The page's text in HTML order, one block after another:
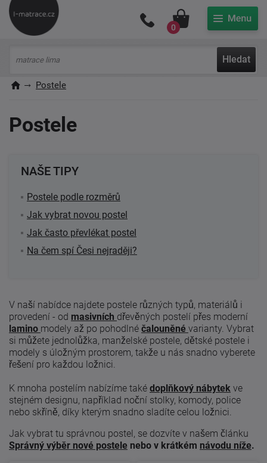
Hledat
Můj účet
0
Postele
Postele
NAŠE TIPY
Postele podle rozměrů
Jak vybrat novou postel
Jak často převlékat postel
Na čem spí Česi nejraději?
V naší nabídce najdete postele různých typů, materiálů i
provedení - od masivních dřevěných postelí přes moderní
lamino modely až po pohodlné čalouněné varianty. Vybrat
si můžete jednolůžka, manželské postele, dětské postele i
modely s úložným prostorem, takže u nás snadno vyberete
řešení pro každou ložnici.
K mnoha postelím nabízíme také doplňkový nábytek ve
stejném designu, například noční stolky, komody, police
nebo skříně, díky kterým snadno sladíte celou ložnici.
Jak vybrat tu správnou postel, se dozvíte v našem článku
Správný výběr nové postele nebo v krátkém návodu níže.